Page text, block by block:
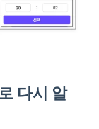
다시 알